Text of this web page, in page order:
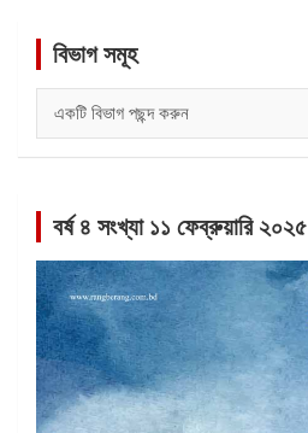
বিভাগ সমূহ
সমূহ
বর্ষ ৪ সংখ্যা ১১ ফেব্রুয়ারি ২০২৫